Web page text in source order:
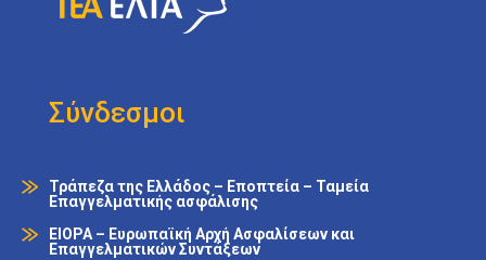
Σύνδεσμοι
Τράπεζα της Ελλάδος – Εποπτεία – Ταμεία
Επαγγελματικής ασφάλισης
EIOPA – Ευρωπαϊκή Αρχή Ασφαλίσεων και
Επαγγελματικών Συντάξεων